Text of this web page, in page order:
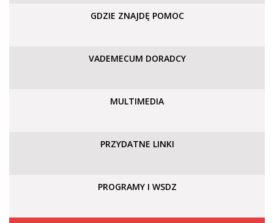
GDZIE ZNAJDĘ POMOC
VADEMECUM DORADCY
MULTIMEDIA
PRZYDATNE LINKI
PROGRAMY I WSDZ